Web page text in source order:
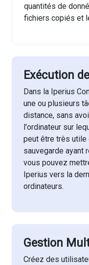
quantités de
fichiers copiés et
Exécution
Dans la Iperius
une ou plusieurs
distance, sans
l'ordinateur sur
peut être très utile
sauvegarde ayant
vous pouvez
Iperius vers la
ordinateurs.
Gestion
Créez des